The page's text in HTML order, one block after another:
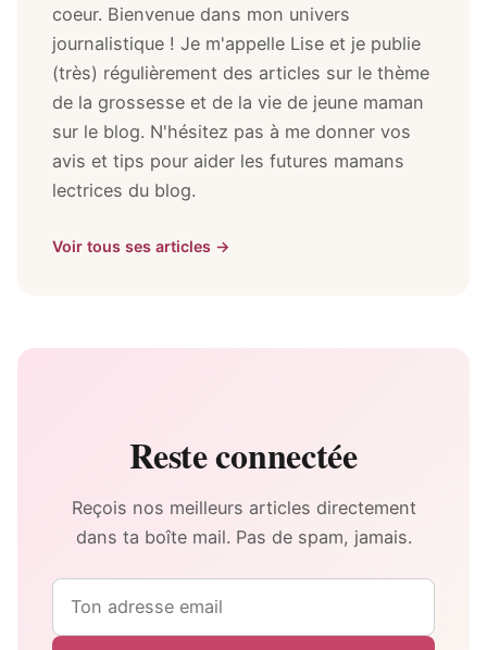
coeur. Bienvenue dans mon univers
journalistique ! Je m'appelle Lise et je publie
(très) régulièrement des articles sur le thème
de la grossesse et de la vie de jeune maman
sur le blog. N'hésitez pas à me donner vos
avis et tips pour aider les futures mamans
lectrices du blog.
Voir tous ses articles →
Reste connectée
Reçois nos meilleurs articles directement
dans ta boîte mail. Pas de spam, jamais.
Email